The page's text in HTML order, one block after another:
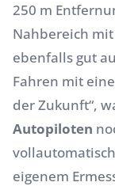
250 m
Nahbereich
ebenfalls gut
Fahren mit
der Zukunft“,
Autopiloten
eigenem